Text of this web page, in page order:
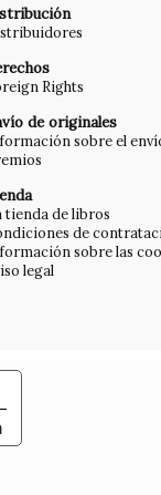
Rights
de originales
sobre el
tienda de libros
de
sobre las
legal